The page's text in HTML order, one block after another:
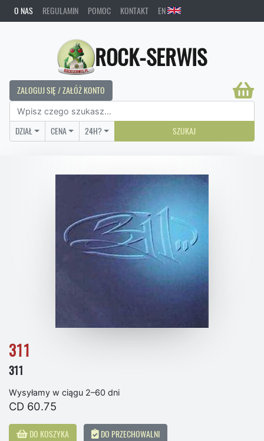
O NAS REGULAMIN POMOC KONTAKT EN
ROCK-SERWIS
ZALOGUJ SIĘ / ZAŁÓŻ KONTO
DZIAŁ CENA 24H? SZUKAJ
311
311
Wysyłamy w ciągu 2–60 dni
CD 60.75
DO KOSZYKA DO PRZECHOWALNI